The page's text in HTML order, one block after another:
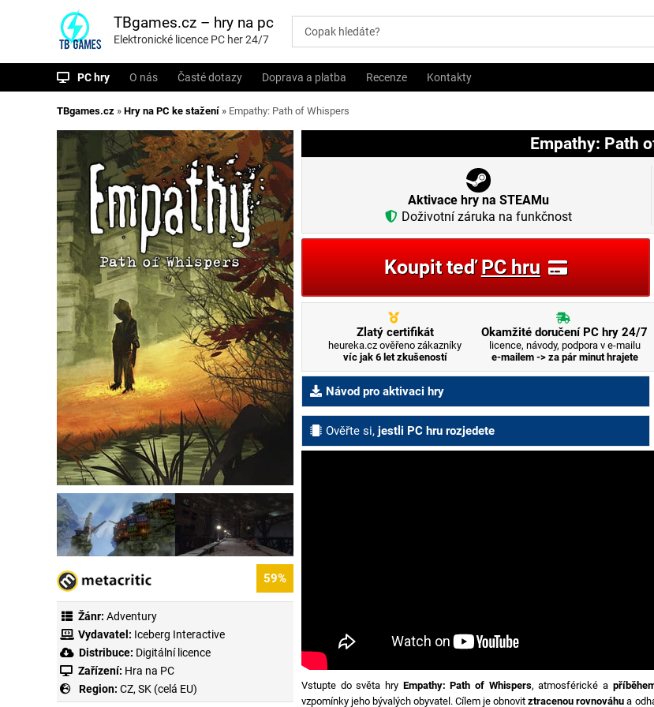
i
TBgames.cz – hry na pc
Elektronické licence PC her 24/7
PC hry O nás Časté dotazy Doprava a platba Recenze Kontakty
TBgames.cz » Hry na PC ke stažení » Empathy: Path of Whispers
59%
Žánr: Adventury
Vydavatel: Iceberg Interactive
Distribuce: Digitální licence
Zařízení: Hra na PC
Region: CZ, SK (celá EU)
Empathy: Path
Aktivace hry na STEAMu
Doživotní záruka na funkčnost
Koupit teďPC hru
Zlatý certifikát
heureka.cz ověřeno zákazníky
víc jak 6 let zkušeností
Okamžité doručení PC hry 24/7
licence, návody, podpora v e-mailu
e-mailem -> za pár minut hrajete
Návod pro aktivaci hry
Ověřte si, jestli PC hru rozjedete
Vstupte do světa hry Empathy: Path of Whispers, atmosférické a
vzpomínky jeho bývalých obyvatel. Cílem je obnovitztracenou rovnováhu a